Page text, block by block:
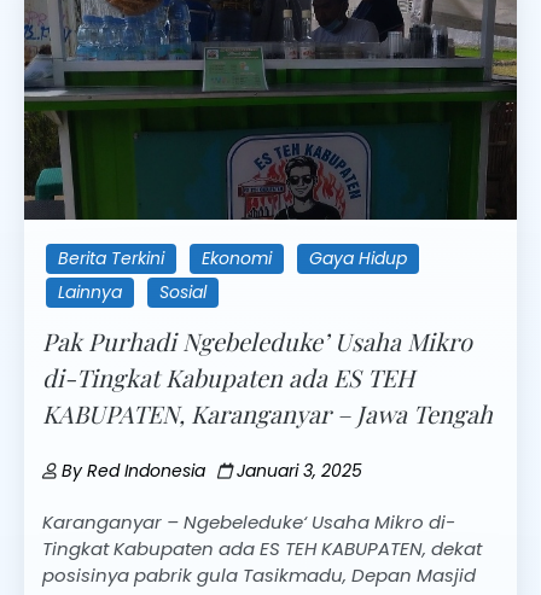
Berita Terkini Ekonomi
Gaya Hidup
Lainnya
Sosial
Pak Purhadi Ngebeleduke’ Usaha Mikro
di-Tingkat Kabupaten ada ES TEH
KABUPATEN, Karanganyar – Jawa Tengah
ByRed Indonesia Januari 3, 2025
Karanganyar – Ngebeleduke‘ Usaha Mikro di-
Tingkat Kabupaten ada ES TEH KABUPATEN, dekat
posisinya pabrik gula Tasikmadu, Depan Masjid